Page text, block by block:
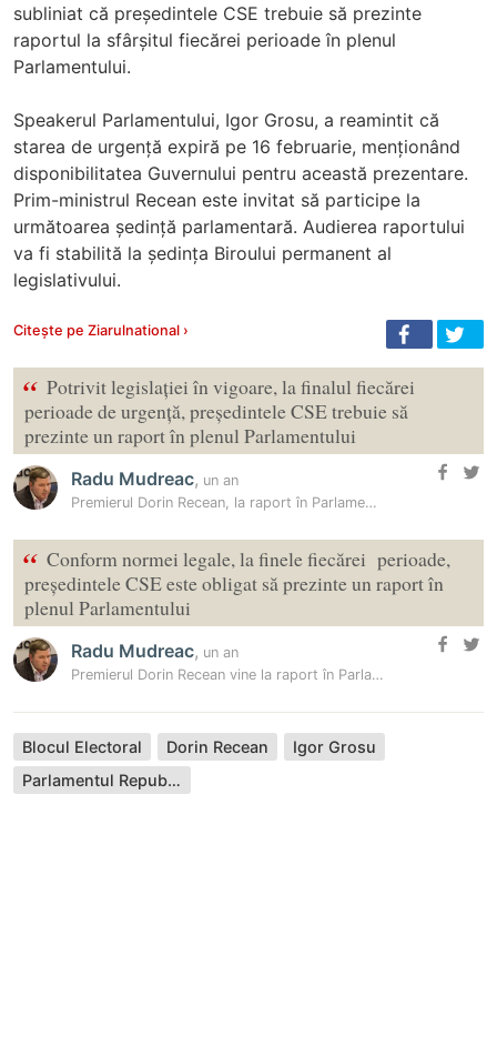
subliniat că președintele CSE trebuie să prezinte
raportul la sfârșitul fiecărei perioade în plenul
Parlamentului.
Speakerul Parlamentului, Igor Grosu, a reamintit că
starea de urgență expiră pe 16 februarie, menționând
disponibilitatea Guvernului pentru această prezentare.
Prim-ministrul Recean este invitat să participe la
următoarea ședință parlamentară. Audierea raportului
va fi stabilită la ședința Biroului permanent al
legislativului.
Citește pe Ziarulnational ›
“ Potrivit legislației în vigoare, la finalul fiecărei
perioade de urgență, președintele CSE trebuie să
prezinte un raport în plenul Parlamentului
Radu Mudreac, un an
Premierul Dorin Recean, la raport în Parlament. BCS a depus moțiune de…
“ Conform normei legale, la finele fiecărei perioade,
președintele CSE este obligat să prezinte un raport în
plenul Parlamentului
Radu Mudreac, un an
Premierul Dorin Recean vine la raport în Parlament
Blocul Electoral Dorin Recean
Igor Grosu
Parlamentul Republicii Moldova